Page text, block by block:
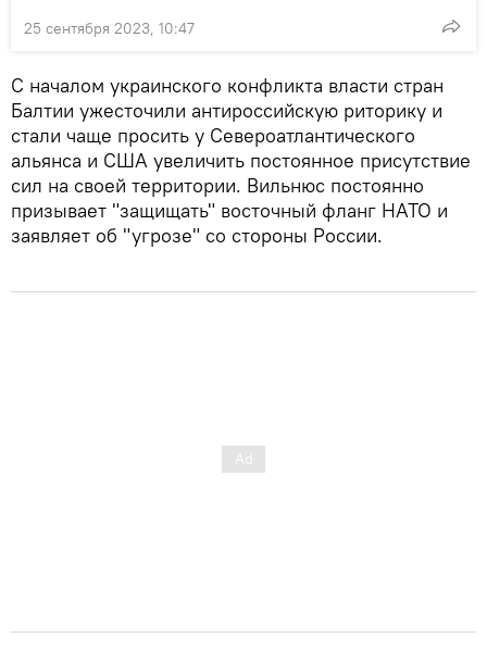
25 сентября 2023, 10:47
С началом украинского конфликта власти стран
Балтии ужесточили антироссийскую риторику и
стали чаще просить у Североатлантического
альянса и США увеличить постоянное присутствие
сил на своей территории. Вильнюс постоянно
призывает "защищать" восточный фланг НАТО и
заявляет об "угрозе" со стороны России.